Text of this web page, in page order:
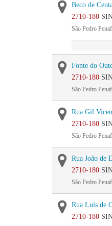
Beco de
2710-180
São Pedro
Fonte do
2710-180
São Pedro
Rua Gil
2710-180
São Pedro
Rua João de
2710-180
São Pedro
Rua Luís de
2710-180